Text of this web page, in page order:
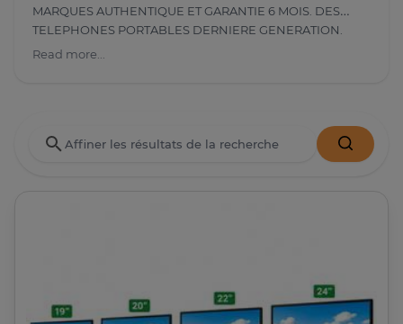
MARQUES AUTHENTIQUE ET GARANTIE 6 MOIS. DES
TELEPHONES PORTABLES DERNIERE GENERATION.
Read more...